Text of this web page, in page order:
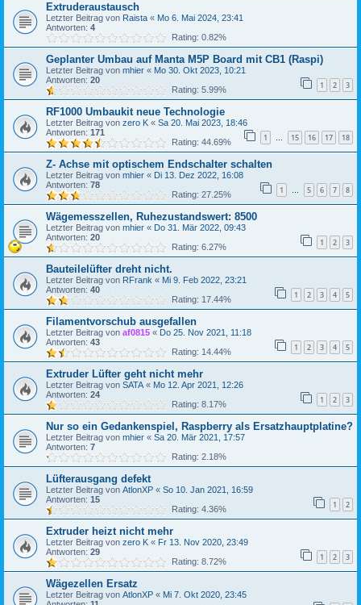
Extruderaustausch
Letzter Beitrag von Raista « Mo 6. Mai 2024, 23:41
Antworten: 4
Rating: 0.82%
Geplanter Umbau auf Manta M5P Board mit CB1 (Raspi)
Letzter Beitrag von mhier « Mo 30. Okt 2023, 10:21
Antworten: 20 1 2 3
Rating: 5.99%
RF1000 Umbaukit neue Technologie
Letzter Beitrag von zero K « Sa 20. Mai 2023, 18:46
Antworten: 171 1 … 15 16 17 18
Rating: 44.69%
Z- Achse mit optischem Endschalter schalten
Letzter Beitrag von mhier « Di 13. Dez 2022, 16:08
Antworten: 78 1 … 5 6 7 8
Rating: 27.25%
Wägemesszellen, Ruhezustandswert: 8500
Letzter Beitrag von mhier « Do 31. Mär 2022, 09:43
Antworten: 20 1 2 3
Rating: 6.27%
Bauteilelüfter dreht nicht.
Letzter Beitrag von RFrank « Mi 9. Feb 2022, 23:21
Antworten: 40 1 2 3 4 5
Rating: 17.44%
Filamentvorschub ausgefallen
Letzter Beitrag von af0815 « Do 25. Nov 2021, 11:18
Antworten: 43 1 2 3 4 5
Rating: 14.44%
Extruder Lüfter geht nicht mehr
Letzter Beitrag von SATA « Mo 12. Apr 2021, 12:26
Antworten: 24 1 2 3
Rating: 8.17%
Nur so ein Gedankenspiel, Raspberry als Ersatzhauptplatine?
Letzter Beitrag von mhier « Sa 20. Mär 2021, 17:57
Antworten: 7
Rating: 2.18%
Lüfterausgang defekt
Letzter Beitrag von AtlonXP « So 10. Jan 2021, 16:59
Antworten: 15 1 2
Rating: 4.36%
Extruder heizt nicht mehr
Letzter Beitrag von zero K « Fr 13. Nov 2020, 23:49
Antworten: 29 1 2 3
Rating: 8.72%
Wägezellen Ersatz
Letzter Beitrag von AtlonXP « Mi 7. Okt 2020, 23:45